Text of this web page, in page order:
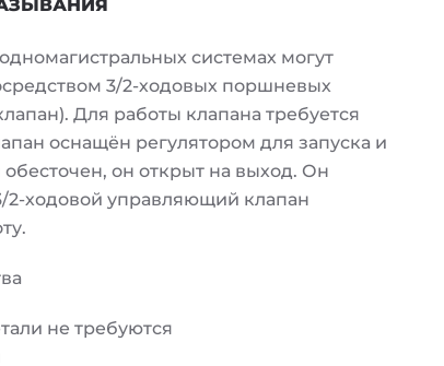
системах могут
3/2-ходовых поршневых
Для работы клапана требуется
оснащён регулятором для запуска и
он открыт на выход. Он
ходовой управляющий клапан
не требуются